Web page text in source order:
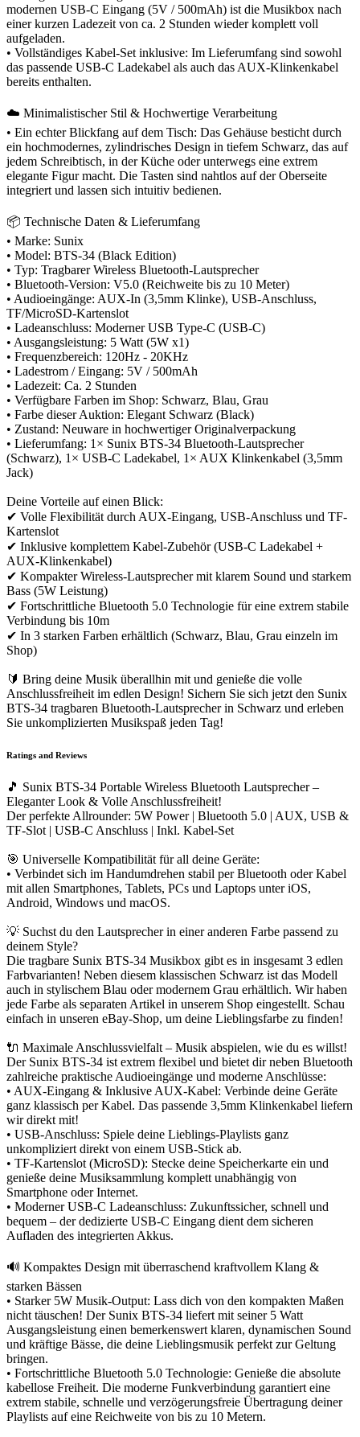
modernen USB-C Eingang (5V / 500mAh) ist die Musikbox nach
einer kurzen Ladezeit von ca. 2 Stunden wieder komplett voll
aufgeladen.
• Vollständiges Kabel-Set inklusive: Im Lieferumfang sind sowohl
das passende USB-C Ladekabel als auch das AUX-Klinkenkabel
bereits enthalten.
☁️ Minimalistischer Stil & Hochwertige Verarbeitung
• Ein echter Blickfang auf dem Tisch: Das Gehäuse besticht durch
ein hochmodernes, zylindrisches Design in tiefem Schwarz, das auf
jedem Schreibtisch, in der Küche oder unterwegs eine extrem
elegante Figur macht. Die Tasten sind nahtlos auf der Oberseite
integriert und lassen sich intuitiv bedienen.
📦 Technische Daten & Lieferumfang
• Marke: Sunix
• Model: BTS-34 (Black Edition)
• Typ: Tragbarer Wireless Bluetooth-Lautsprecher
• Bluetooth-Version: V5.0 (Reichweite bis zu 10 Meter)
• Audioeingänge: AUX-In (3,5mm Klinke), USB-Anschluss,
TF/MicroSD-Kartenslot
• Ladeanschluss: Moderner USB Type-C (USB-C)
• Ausgangsleistung: 5 Watt (5W x1)
• Frequenzbereich: 120Hz - 20KHz
• Ladestrom / Eingang: 5V / 500mAh
• Ladezeit: Ca. 2 Stunden
• Verfügbare Farben im Shop: Schwarz, Blau, Grau
• Farbe dieser Auktion: Elegant Schwarz (Black)
• Zustand: Neuware in hochwertiger Originalverpackung
• Lieferumfang: 1× Sunix BTS-34 Bluetooth-Lautsprecher
(Schwarz), 1× USB-C Ladekabel, 1× AUX Klinkenkabel (3,5mm
Jack)
Deine Vorteile auf einen Blick:
✔ Volle Flexibilität durch AUX-Eingang, USB-Anschluss und TF-
Kartenslot
✔ Inklusive komplettem Kabel-Zubehör (USB-C Ladekabel +
AUX-Klinkenkabel)
✔ Kompakter Wireless-Lautsprecher mit klarem Sound und starkem
Bass (5W Leistung)
✔ Fortschrittliche Bluetooth 5.0 Technologie für eine extrem stabile
Verbindung bis 10m
✔ In 3 starken Farben erhältlich (Schwarz, Blau, Grau einzeln im
Shop)
🔰 Bring deine Musik überallhin mit und genieße die volle
Anschlussfreiheit im edlen Design! Sichern Sie sich jetzt den Sunix
BTS-34 tragbaren Bluetooth-Lautsprecher in Schwarz und erleben
Sie unkomplizierten Musikspaß jeden Tag!
Ratings and Reviews
🎵 Sunix BTS-34 Portable Wireless Bluetooth Lautsprecher –
Eleganter Look & Volle Anschlussfreiheit!
Der perfekte Allrounder: 5W Power | Bluetooth 5.0 | AUX, USB &
TF-Slot | USB-C Anschluss | Inkl. Kabel-Set
🎯 Universelle Kompatibilität für all deine Geräte:
• Verbindet sich im Handumdrehen stabil per Bluetooth oder Kabel
mit allen Smartphones, Tablets, PCs und Laptops unter iOS,
Android, Windows und macOS.
💡 Suchst du den Lautsprecher in einer anderen Farbe passend zu
deinem Style?
Die tragbare Sunix BTS-34 Musikbox gibt es in insgesamt 3 edlen
Farbvarianten! Neben diesem klassischen Schwarz ist das Modell
auch in stylischem Blau oder modernem Grau erhältlich. Wir haben
jede Farbe als separaten Artikel in unserem Shop eingestellt. Schau
einfach in unseren eBay-Shop, um deine Lieblingsfarbe zu finden!
🔌 Maximale Anschlussvielfalt – Musik abspielen, wie du es willst!
Der Sunix BTS-34 ist extrem flexibel und bietet dir neben Bluetooth
zahlreiche praktische Audioeingänge und moderne Anschlüsse:
• AUX-Eingang & Inklusive AUX-Kabel: Verbinde deine Geräte
ganz klassisch per Kabel. Das passende 3,5mm Klinkenkabel liefern
wir direkt mit!
• USB-Anschluss: Spiele deine Lieblings-Playlists ganz
unkompliziert direkt von einem USB-Stick ab.
• TF-Kartenslot (MicroSD): Stecke deine Speicherkarte ein und
genieße deine Musiksammlung komplett unabhängig von
Smartphone oder Internet.
• Moderner USB-C Ladeanschluss: Zukunftssicher, schnell und
bequem – der dedizierte USB-C Eingang dient dem sicheren
Aufladen des integrierten Akkus.
🔊 Kompaktes Design mit überraschend kraftvollem Klang &
starken Bässen
• Starker 5W Musik-Output: Lass dich von den kompakten Maßen
nicht täuschen! Der Sunix BTS-34 liefert mit seiner 5 Watt
Ausgangsleistung einen bemerkenswert klaren, dynamischen Sound
und kräftige Bässe, die deine Lieblingsmusik perfekt zur Geltung
bringen.
• Fortschrittliche Bluetooth 5.0 Technologie: Genieße die absolute
kabellose Freiheit. Die moderne Funkverbindung garantiert eine
extrem stabile, schnelle und verzögerungsfreie Übertragung deiner
Playlists auf eine Reichweite von bis zu 10 Metern.